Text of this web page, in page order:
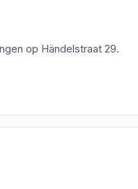
op Händelstraat 29.